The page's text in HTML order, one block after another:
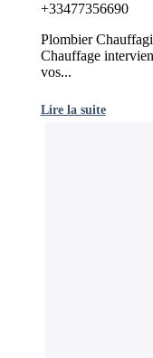
+33477356690
Plombier
Chauffage
vos...
Lire la suite